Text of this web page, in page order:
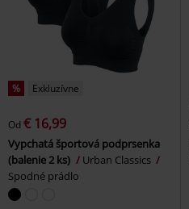
% Exkluzívne
Od € 16,99
Vypchatá športová podprsenka
(balenie 2 ks)
Urban Classics
Spodné prádlo